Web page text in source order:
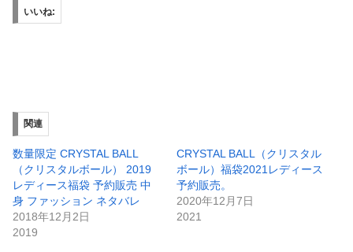
いいね:
関連
数量限定 CRYSTAL BALL
（クリスタルボール） 2019
レディース福袋 予約販売 中
身 ファッション ネタバレ
2018年12月2日
2019
CRYSTAL BALL（クリスタル
ボール）福袋2021レディース
予約販売。
2020年12月7日
2021